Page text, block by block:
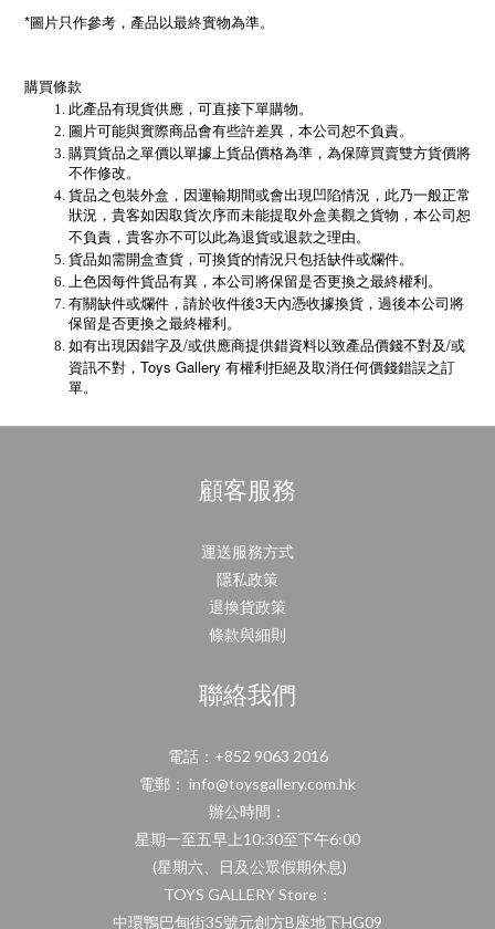
*圖片只作參考，產品以最終實物為準。
購買條款
此產品有現貨供應，可直接下單購物。
圖片可能與實際商品會有些許差異，本公司恕不負責。
購買貨品之單價以單據上貨品價格為準，為保障買賣雙方貨價將
不作修改。
貨品之包裝外盒，因運輸期間或會出現凹陷情況，此乃一般正常
狀況，貴客如因取貨次序而未能提取外盒美觀之貨物，本公司恕
不負責，貴客亦不可以此為退貨或退款之理由。
貨品如需開盒查貨，可換貨的情況只包括缺件或爛件。
上色因每件貨品有異，本公司將保留是否更換之最終權利。
有關缺件或爛件，請於收件後3天內憑收據換貨，過後本公司將
保留是否更換之最終權利。
如有出現因錯字及/或供應商提供錯資料以致產品價錢不對及/或
資訊不對， Toys Gallery 有權利拒絕及取消任何價錢錯誤之訂
單。
顧客服務
運送服務方式
隱私政策
退換貨政策
條款與細則
聯絡我們
電話：+852 9063 2016
電郵： info@toysgallery.com.hk
辦公時間：
星期一至五早上10:30至下午6:00
(星期六、日及公眾假期休息)
TOYS GALLERY Store：
中環鴨巴甸街35號元創方B座地下HG09